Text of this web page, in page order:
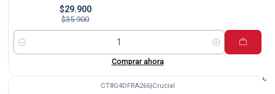
$29.900
$35.900
Cantidad
Comprar ahora
CT8G4DFRA266| Crucial